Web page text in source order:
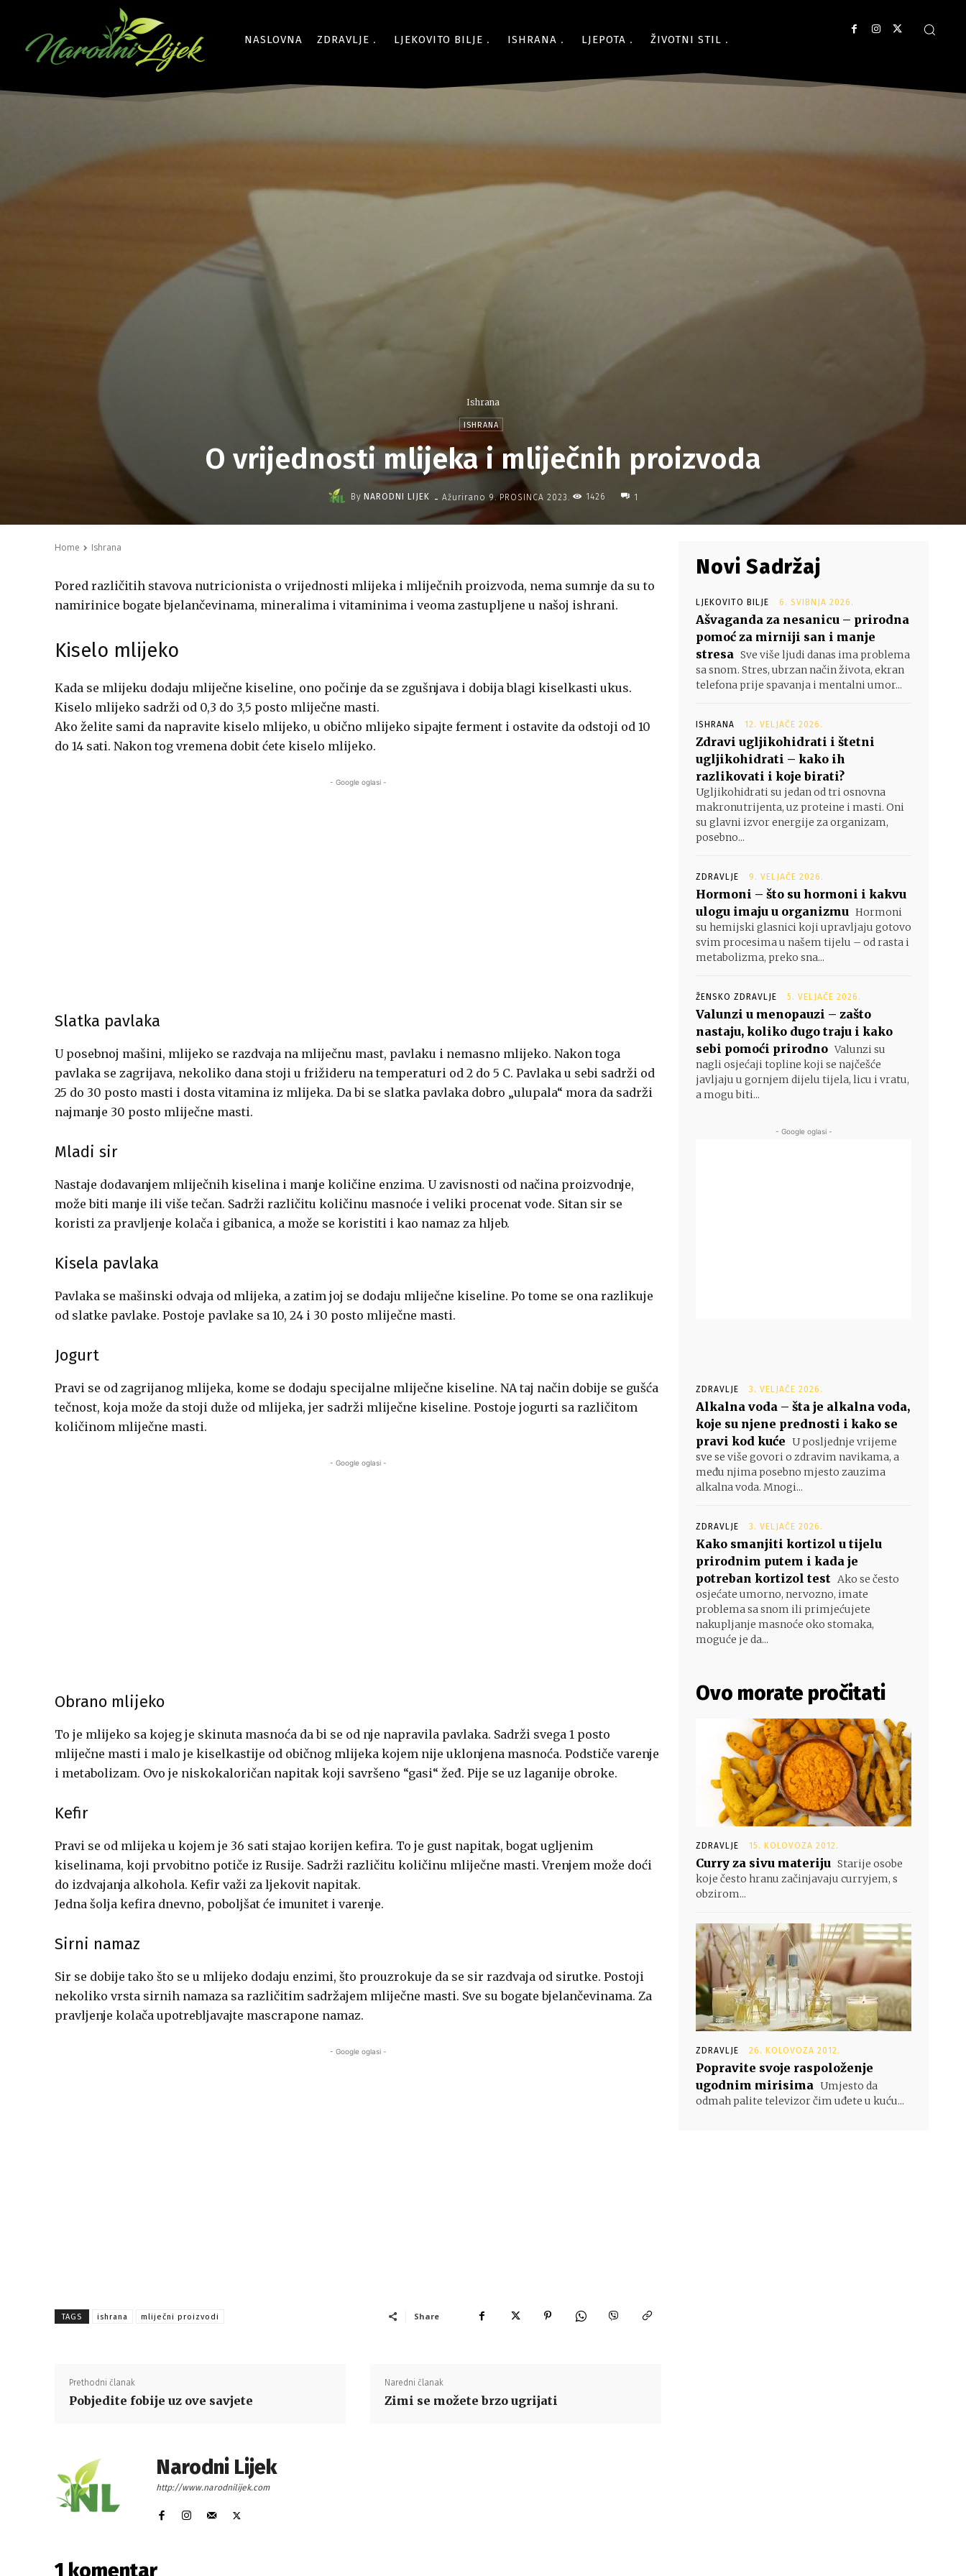
NASLOVNA ZDRAVLJE LJEKOVITO BILJE ISHRANA LJEPOTA ŽIVOTNI STIL
Ishrana
ISHRANA
O vrijednosti mlijeka i mliječnih proizvoda
By NARODNI LIJEK - Ažurirano 9. PROSINCA 2023. 1426 1
Home Ishrana
Pored različitih stavova nutricionista o vrijednosti mlijeka i mliječnih proizvoda, nema sumnje da su to
namirinice bogate bjelančevinama, mineralima i vitaminima i veoma zastupljene u našoj ishrani.
Kiselo mlijeko
Kada se mlijeku dodaju mliječne kiseline, ono počinje da se zgušnjava i dobija blagi kiselkasti ukus.
Kiselo mlijeko sadrži od 0,3 do 3,5 posto mliječne masti.
Ako želite sami da napravite kiselo mlijeko, u obično mlijeko sipajte ferment i ostavite da odstoji od 10
do 14 sati. Nakon tog vremena dobit ćete kiselo mlijeko.
- Google oglasi -
Slatka pavlaka
U posebnoj mašini, mlijeko se razdvaja na mliječnu mast, pavlaku i nemasno mlijeko. Nakon toga
pavlaka se zagrijava, nekoliko dana stoji u frižideru na temperaturi od 2 do 5 C. Pavlaka u sebi sadrži od
25 do 30 posto masti i dosta vitamina iz mlijeka. Da bi se slatka pavlaka dobro „ulupala“ mora da sadrži
najmanje 30 posto mliječne masti.
Mladi sir
Nastaje dodavanjem mliječnih kiselina i manje količine enzima. U zavisnosti od načina proizvodnje,
može biti manje ili više tečan. Sadrži različitu količinu masnoće i veliki procenat vode. Sitan sir se
koristi za pravljenje kolača i gibanica, a može se koristiti i kao namaz za hljeb.
Kisela pavlaka
Pavlaka se mašinski odvaja od mlijeka, a zatim joj se dodaju mliječne kiseline. Po tome se ona razlikuje
od slatke pavlake. Postoje pavlake sa 10, 24 i 30 posto mliječne masti.
Jogurt
Pravi se od zagrijanog mlijeka, kome se dodaju specijalne mliječne kiseline. NA taj način dobije se gušća
tečnost, koja može da stoji duže od mlijeka, jer sadrži mliječne kiseline. Postoje jogurti sa različitom
količinom mliječne masti.
- Google oglasi -
Obrano mlijeko
To je mlijeko sa kojeg je skinuta masnoća da bi se od nje napravila pavlaka. Sadrži svega 1 posto
mliječne masti i malo je kiselkastije od običnog mlijeka kojem nije uklonjena masnoća. Podstiče varenje
i metabolizam. Ovo je niskokaloričan napitak koji savršeno “gasi“ žeđ. Pije se uz laganije obroke.
Kefir
Pravi se od mlijeka u kojem je 36 sati stajao korijen kefira. To je gust napitak, bogat ugljenim
kiselinama, koji prvobitno potiče iz Rusije. Sadrži različitu količinu mliječne masti. Vrenjem može doći
do izdvajanja alkohola. Kefir važi za ljekovit napitak.
Jedna šolja kefira dnevno, poboljšat će imunitet i varenje.
Sirni namaz
Sir se dobije tako što se u mlijeko dodaju enzimi, što prouzrokuje da se sir razdvaja od sirutke. Postoji
nekoliko vrsta sirnih namaza sa različitim sadržajem mliječne masti. Sve su bogate bjelančevinama. Za
pravljenje kolača upotrebljavajte mascrapone namaz.
- Google oglasi -
TAGS ishrana mliječni proizvodi Share
Prethodni članak
Pobjedite fobije uz ove savjete
Naredni članak
Zimi se možete brzo ugrijati
Narodni Lijek
http://www.narodnilijek.com
1 komentar
Novi Sadržaj
LJEKOVITO BILJE 6. SVIBNJA 2026.
Ašvaganda za nesanicu – prirodna
pomoć za mirniji san i manje
stresa Sve više ljudi danas ima problema
sa snom. Stres, ubrzan način života, ekran
telefona prije spavanja i mentalni umor...
ISHRANA 12. VELJAČE 2026.
Zdravi ugljikohidrati i štetni
ugljikohidrati – kako ih
razlikovati i koje birati?
Ugljikohidrati su jedan od tri osnovna
makronutrijenta, uz proteine i masti. Oni
su glavni izvor energije za organizam,
posebno...
ZDRAVLJE 9. VELJAČE 2026.
Hormoni – što su hormoni i kakvu
ulogu imaju u organizmu Hormoni
su hemijski glasnici koji upravljaju gotovo
svim procesima u našem tijelu – od rasta i
metabolizma, preko sna...
ŽENSKO ZDRAVLJE 5. VELJAČE 2026.
Valunzi u menopauzi – zašto
nastaju, koliko dugo traju i kako
sebi pomoći prirodno Valunzi su
nagli osjećaji topline koji se najčešće
javljaju u gornjem dijelu tijela, licu i vratu,
a mogu biti...
- Google oglasi -
ZDRAVLJE 3. VELJAČE 2026.
Alkalna voda – šta je alkalna voda,
koje su njene prednosti i kako se
pravi kod kuće U posljednje vrijeme
sve se više govori o zdravim navikama, a
među njima posebno mjesto zauzima
alkalna voda. Mnogi...
ZDRAVLJE 3. VELJAČE 2026.
Kako smanjiti kortizol u tijelu
prirodnim putem i kada je
potreban kortizol test Ako se često
osjećate umorno, nervozno, imate
problema sa snom ili primjećujete
nakupljanje masnoće oko stomaka,
moguće je da...
Ovo morate pročitati
ZDRAVLJE 15. KOLOVOZA 2012.
Curry za sivu materiju Starije osobe
koje često hranu začinjavaju curryjem, s
obzirom...
ZDRAVLJE 26. KOLOVOZA 2012.
Popravite svoje raspoloženje
ugodnim mirisima Umjesto da
odmah palite televizor čim uđete u kuću...